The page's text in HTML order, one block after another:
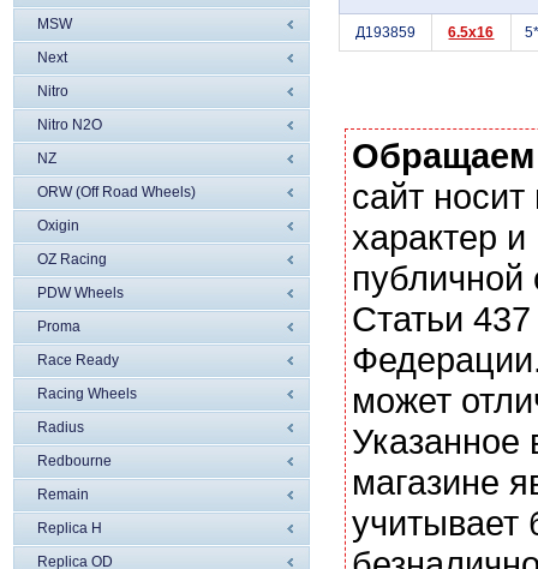
MSW
Next
Nitro
Nitro N2O
NZ
ORW (Off Road Wheels)
Oxigin
OZ Racing
PDW Wheels
Proma
Race Ready
Racing Wheels
Radius
Redbourne
Remain
Replica H
Replica OD
Д193859 6.5x16
сайт
характер
Статьи
может
магазине
учитывает